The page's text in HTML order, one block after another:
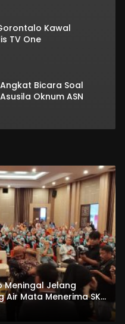
Kawal
TV One
Bicara Soal
Oknum ASN
Meningal Jelang
Mata Menerima SKL